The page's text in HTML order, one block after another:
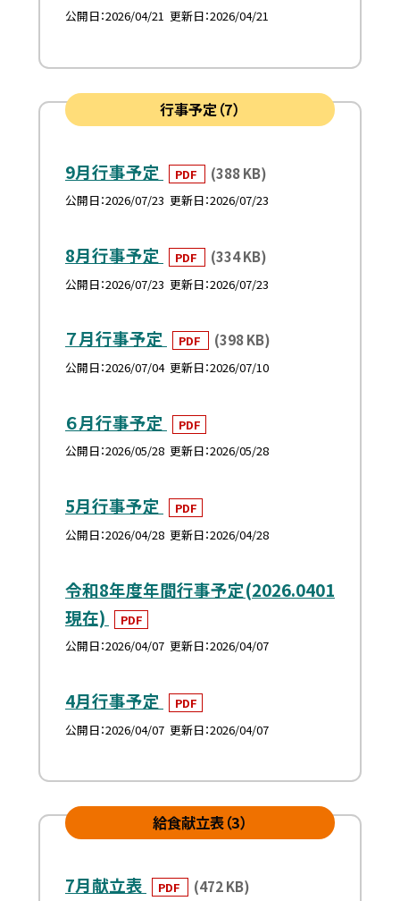
公開日 2026/04/21 更新日 2026/04/21
行事予定（7）
9月行事予定 PDF (388 KB)
公開日 2026/07/23 更新日 2026/07/23
8月行事予定 PDF (334 KB)
公開日 2026/07/23 更新日 2026/07/23
７月行事予定 PDF (398 KB)
公開日 2026/07/04 更新日 2026/07/10
６月行事予定
PDF
公開日 2026/05/28 更新日 2026/05/28
5月行事予定
PDF
公開日 2026/04/28 更新日 2026/04/28
令和8年度年間行事予定(2026.0401
現在)
PDF
公開日 2026/04/07 更新日 2026/04/07
4月行事予定
PDF
公開日 2026/04/07 更新日 2026/04/07
給食献立表（3）
7月献立表 PDF (472 KB)